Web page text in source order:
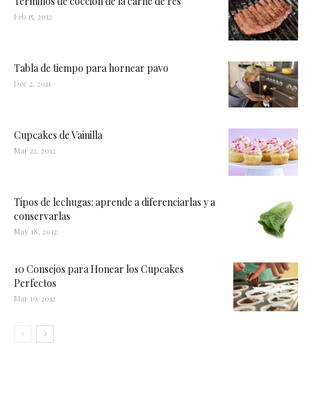
Feb 15, 2012
Tabla de tiempo para hornear pavo
Dec 2, 2011
Cupcakes de Vainilla
Mar 22, 2012
Tipos de lechugas: aprende a diferenciarlas y a
conservarlas
May 18, 2012
10 Consejos para Honear los Cupcakes
Perfectos
Mar 19, 2012